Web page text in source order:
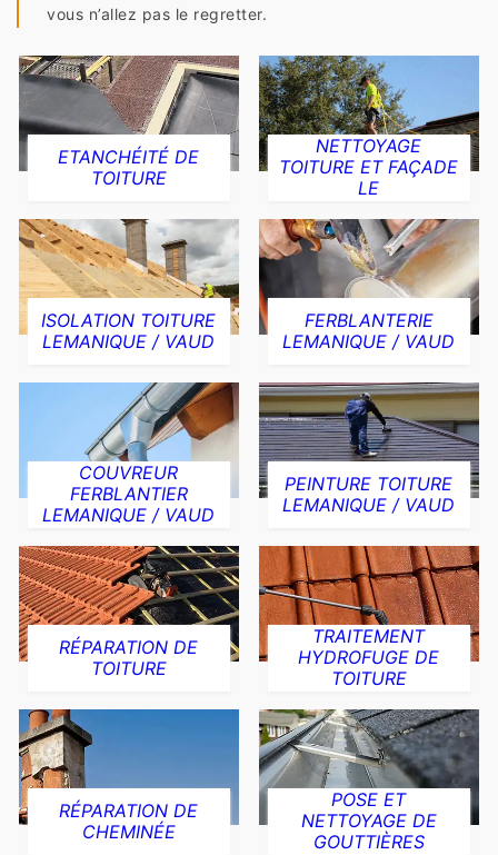
vous n’allez pas le regretter.
ETANCHÉITÉ DE
TOITURE
NETTOYAGE
TOITURE ET FAÇADE
LE
ISOLATION TOITURE
LEMANIQUE / VAUD
FERBLANTERIE
LEMANIQUE / VAUD
COUVREUR
FERBLANTIER
LEMANIQUE / VAUD
PEINTURE TOITURE
LEMANIQUE / VAUD
RÉPARATION DE
TOITURE
TRAITEMENT
HYDROFUGE DE
TOITURE
RÉPARATION DE
CHEMINÉE
POSE ET
NETTOYAGE DE
GOUTTIÈRES